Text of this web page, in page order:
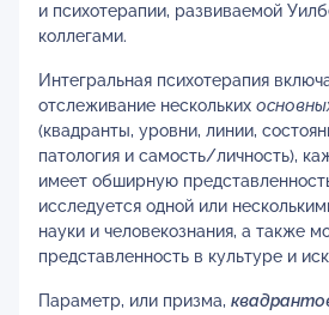
и психотерапии, развиваемой
коллегами.
Интегральная психотерапия
отслеживание нескольких
(квадранты, уровни, линии,
патология и самость/личность),
имеет обширную
исследуется одной или
науки и человекознания, а также
представленность в культуре и
Параметр, или призма,